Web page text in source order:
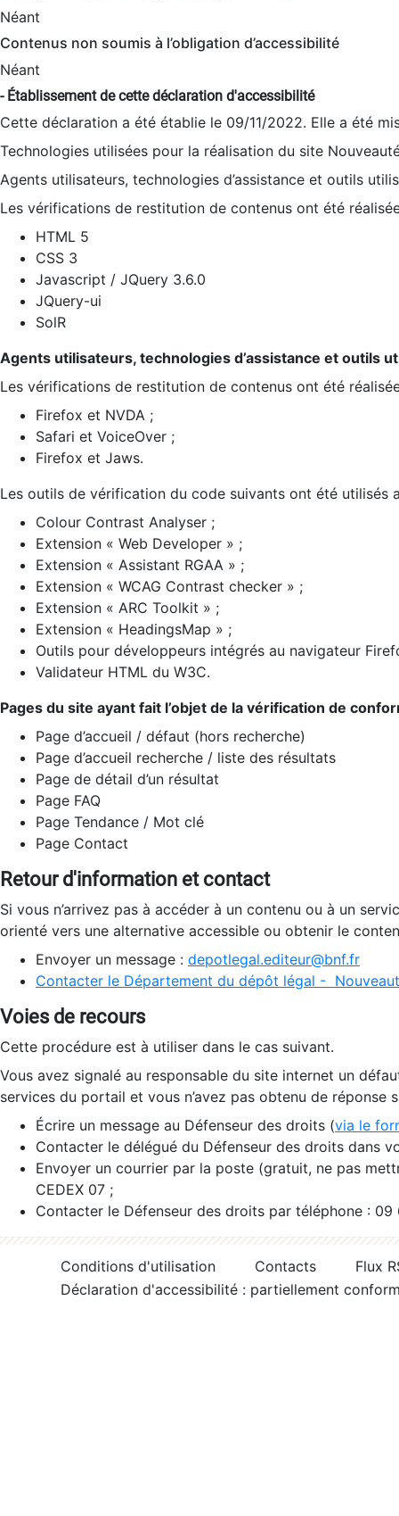
Néant
Contenus non soumis à l’obligation d’accessibilité
Néant
- Établissement de cette déclaration d'accessibilité
Cette déclaration a été établie le 09/11/2022. Elle a été
Technologies utilisées pour la réalisation du site
Agents utilisateurs, technologies d’assistance et outils
Les vérifications de restitution de contenus ont été
HTML 5
CSS 3
Javascript / JQuery 3.6.0
JQuery-ui
SolR
Agents utilisateurs, technologies d’assistance et outils
Les vérifications de restitution de contenus ont été
Firefox et NVDA ;
Safari et VoiceOver ;
Firefox et Jaws.
Les outils de vérification du code suivants ont été utilisés
Colour Contrast Analyser ;
Extension « Web Developer » ;
Extension « Assistant RGAA » ;
Extension « WCAG Contrast checker » ;
Extension « ARC Toolkit » ;
Extension « HeadingsMap » ;
Outils pour développeurs intégrés au navigateur
Validateur HTML du W3C.
Pages du site ayant fait l’objet de la vérification de
Page d’accueil / défaut (hors recherche)
Page d’accueil recherche / liste des résultats
Page de détail d’un résultat
Page FAQ
Page Tendance / Mot clé
Page Contact
Retour d'information et contact
Si vous n’arrivez pas à accéder à un contenu ou à un
orienté vers une alternative accessible ou obtenir le
Envoyer un message : depotlegal.editeur@bnf.fr
Contacter le Département du dépôt légal -
Voies de recours
Cette procédure est à utiliser dans le cas suivant.
Vous avez signalé au responsable du site internet un
services du portail et vous n’avez pas obtenu de réponse
Écrire un message au Défenseur des droits (via le
Contacter le délégué du Défenseur des droits dans
Envoyer un courrier par la poste (gratuit, ne pas
CEDEX 07 ;
Contacter le Défenseur des droits par téléphone :
Conditions d'utilisation Contacts
Flux
Déclaration d'accessibilité : partiellement